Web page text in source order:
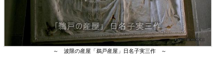
～ 波限の産屋「鵜戸産屋」日名子実三作 ～